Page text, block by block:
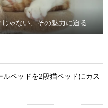
ゃない、その魅力に迫る
ベッドを2段猫ベッドにカス